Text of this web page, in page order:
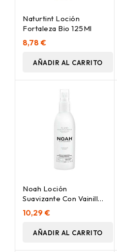
Naturtint Loción
Fortaleza Bio 125Ml
8,78 €
AÑADIR AL CARRITO
Noah Loción
Suavizante Con Vainilla
Hair 5.7 125Ml
10,29 €
AÑADIR AL CARRITO